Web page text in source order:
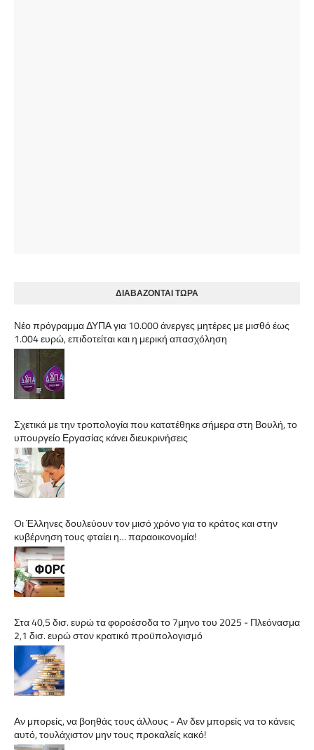
ΔΙΑΒΑΖΟΝΤΑΙ ΤΩΡΑ
Νέο πρόγραμμα ΔΥΠΑ για 10.000 άνεργες μητέρες με μισθό έως
1.004 ευρώ, επιδοτείται και η μερική απασχόληση
Σχετικά με την τροπολογία που κατατέθηκε σήμερα στη Βουλή, το
υπουργείο Εργασίας κάνει διευκρινήσεις
Οι Έλληνες δουλεύουν τον μισό χρόνο για το κράτος και στην
κυβέρνηση τους φταίει η… παραοικονομία!
Στα 40,5 δισ. ευρώ τα φοροέσοδα το 7μηνο του 2025 - Πλεόνασμα
2,1 δισ. ευρώ στον κρατικό προϋπολογισμό
Αν μπορείς, να βοηθάς τους άλλους - Αν δεν μπορείς να το κάνεις
αυτό, τουλάχιστον μην τους προκαλείς κακό!